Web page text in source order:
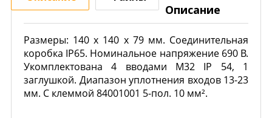
Описание
Размеры: 140 х 140 х 79 мм. Соединительная
коробка IP65. Номинальное напряжение 690 В.
Укомплектована 4 вводами М32 IP 54, 1
заглушкой. Диапазон уплотнения входов 13-23
мм. С клеммой 84001001 5-пол. 10 мм².